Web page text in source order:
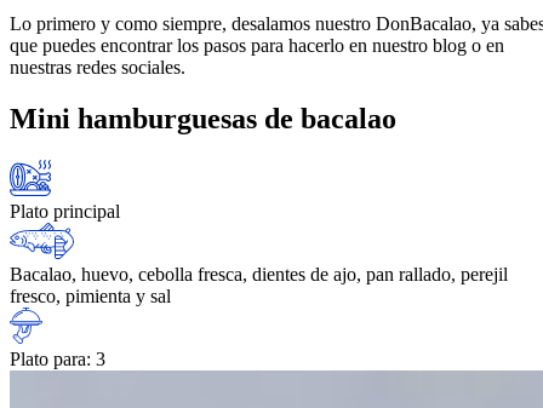
Lo primero y como siempre, desalamos nuestro DonBacalao, ya
que puedes encontrar los pasos para hacerlo en nuestro blog o en
nuestras redes sociales.
Mini hamburguesas de bacalao
Plato principal
Bacalao, huevo, cebolla fresca, dientes de ajo, pan rallado, perejil
fresco, pimienta y sal
Plato para: 3